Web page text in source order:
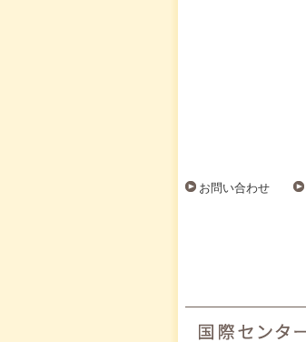
お問い合わせ